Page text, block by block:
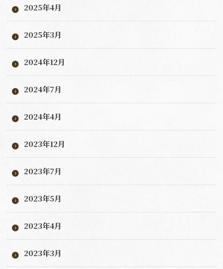
2025年4月
2025年3月
2024年12月
2024年7月
2024年4月
2023年12月
2023年7月
2023年5月
2023年4月
2023年3月